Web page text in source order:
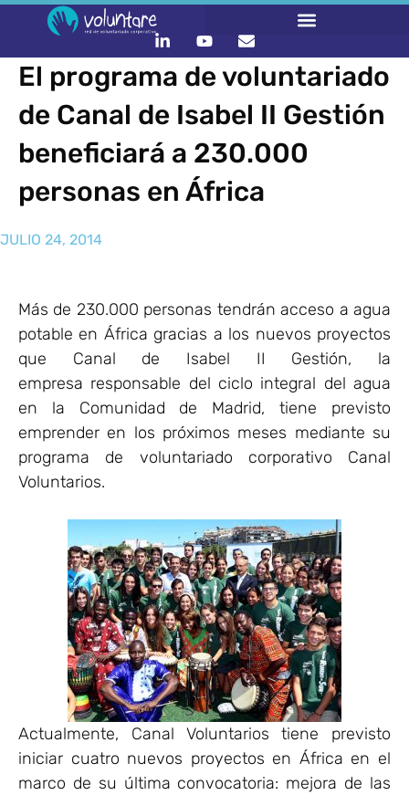
El programa de voluntariado
de Canal de Isabel II Gestión
beneficiará a 230.000
personas en África
JULIO 24, 2014
Más de 230.000 personas tendrán acceso a agua
potable en África gracias a los nuevos proyectos
que Canal de Isabel II Gestión, la
empresa responsable del ciclo integral del agua
en la Comunidad de Madrid, tiene previsto
emprender en los próximos meses mediante su
programa de voluntariado corporativo Canal
Voluntarios.
Actualmente, Canal Voluntarios tiene previsto
iniciar cuatro nuevos proyectos en África en el
marco de su última convocatoria: mejora de las